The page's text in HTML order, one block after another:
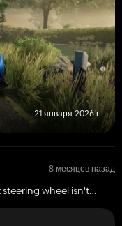
21 января 2026 г.
8 месяцев назад
steering wheel isn't